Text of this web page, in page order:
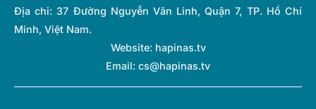
Địa chỉ: 37 Đường Nguyễn Văn Linh, Quận 7, TP. Hồ Chí
Minh, Việt Nam.
Website: hapinas.tv
Email: cs@hapinas.tv